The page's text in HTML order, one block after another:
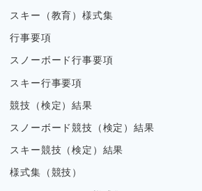
スキー（教育）様式集
行事要項
スノーボード行事要項
スキー行事要項
競技（検定）結果
スノーボード競技（検定）結果
スキー競技（検定）結果
様式集（競技）